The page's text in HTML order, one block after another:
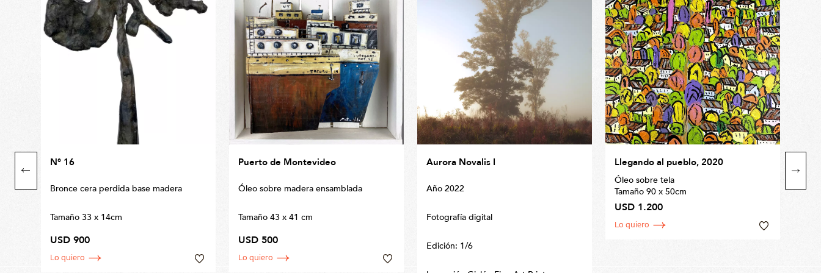
N° 16
Bronce cera perdida base madera
Tamaño 33 x 14cm
USD 900
Lo quiero
Puerto de Montevideo
Óleo sobre madera ensamblada
Tamaño 43 x 41 cm
USD 500
Lo quiero
Aurora Novalis I
Año 2022
Fotografía digital
Edición: 1/6
Llegando al pueblo, 2020
Óleo sobre tela
Tamaño 90 x 50cm
USD 1.200
Lo quiero